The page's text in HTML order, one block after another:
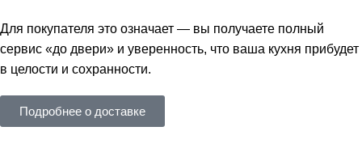
Для покупателя это означает — вы получаете полный
сервис «до двери» и уверенность, что ваша кухня прибудет
в целости и сохранности.
Подробнее о доставке